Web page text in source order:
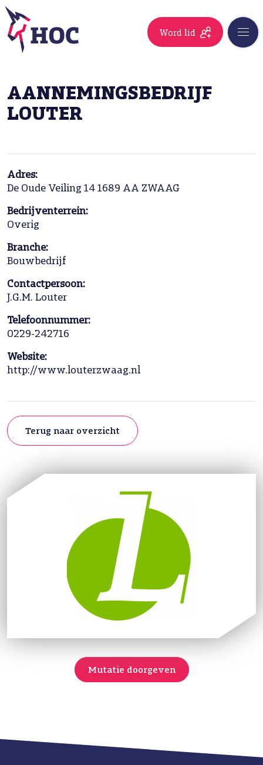
Word lid
AANNEMINGSBEDRIJF
LOUTER
Adres:
De Oude Veiling 14 1689 AA ZWAAG
Bedrijventerrein:
Overig
Branche:
Bouwbedrijf
Contactpersoon:
J.G.M. Louter
Telefoonnummer:
0229-242716
Website:
http://www.louterzwaag.nl
Terug naar overzicht
Mutatie doorgeven